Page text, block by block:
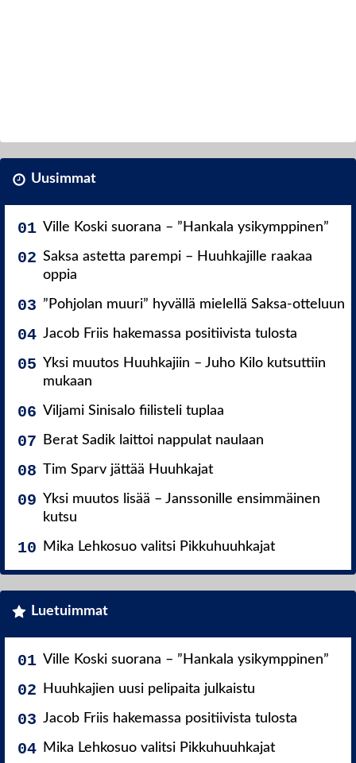
Uusimmat
Ville Koski suorana – ”Hankala ysikymppinen”
Saksa astetta parempi – Huuhkajille raakaa
oppia
”Pohjolan muuri” hyvällä mielellä Saksa-otteluun
Jacob Friis hakemassa positiivista tulosta
Yksi muutos Huuhkajiin – Juho Kilo kutsuttiin
mukaan
Viljami Sinisalo fiilisteli tuplaa
Berat Sadik laittoi nappulat naulaan
Tim Sparv jättää Huuhkajat
Yksi muutos lisää – Janssonille ensimmäinen
kutsu
Mika Lehkosuo valitsi Pikkuhuuhkajat
Luetuimmat
Ville Koski suorana – ”Hankala ysikymppinen”
Huuhkajien uusi pelipaita julkaistu
Jacob Friis hakemassa positiivista tulosta
Mika Lehkosuo valitsi Pikkuhuuhkajat